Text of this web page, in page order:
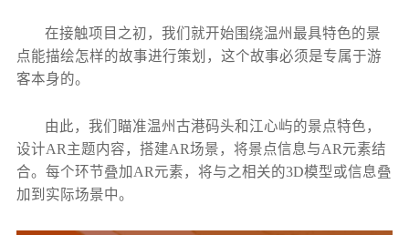
在接触项目之初，我们就开始围绕温州最具特色的景
点能描绘怎样的故事进行策划，这个故事必须是专属于游
客本身的。
由此，我们瞄准温州古港码头和江心屿的景点特色，
设计AR主题内容，搭建AR场景，将景点信息与AR元素结
合。每个环节叠加AR元素，将与之相关的3D模型或信息叠
加到实际场景中。